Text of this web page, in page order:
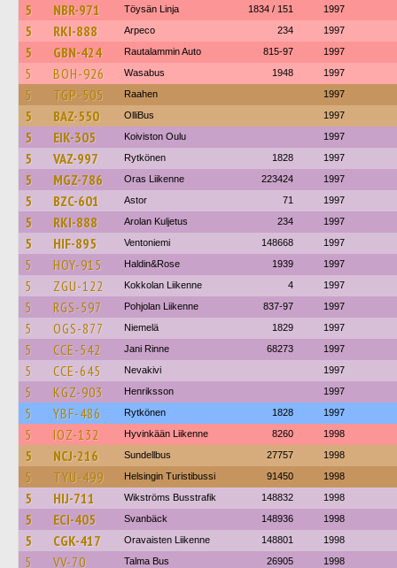
5 NBR-971 Töysän Linja 1834 / 151 1997
5 RKI-888 Arpeco 234 1997
5 GBN-424 Rautalammin Auto 815-97 1997
5 BOH-926 Wasabus 1948 1997
5 TGP-505 Raahen 1997
5 BAZ-550 OlliBus 1997
5 EIK-305 Koiviston Oulu 1997
5 VAZ-997 Rytkönen 1828 1997
5 MGZ-786 Oras Liikenne 223424 1997
5 BZC-601 Astor 71 1997
5 RKI-888 Arolan Kuljetus 234 1997
5 HIF-895 Ventoniemi 148668 1997
5 HOY-915 Haldin&Rose 1939 1997
5 ZGU-122 Kokkolan Liikenne 4 1997
5 RGS-597 Pohjolan Liikenne 837-97 1997
5 OGS-877 Niemelä 1829 1997
5 CCE-542 Jani Rinne 68273 1997
5 CCE-645 Nevakivi 1997
5 KGZ-903 Henriksson 1997
5 YBF-486 Rytkönen 1828 1997
5 IOZ-132 Hyvinkään Liikenne 8260 1998
5 NCJ-216 Sundellbus 27757 1998
5 TYU-499 Helsingin Turistibussi 91450 1998
5 HIJ-711 Wikströms Busstrafik 148832 1998
5 ECI-405 Svanbäck 148936 1998
5 CGK-417 Oravaisten Liikenne 148801 1998
5 VV-70 Talma Bus 26905 1998